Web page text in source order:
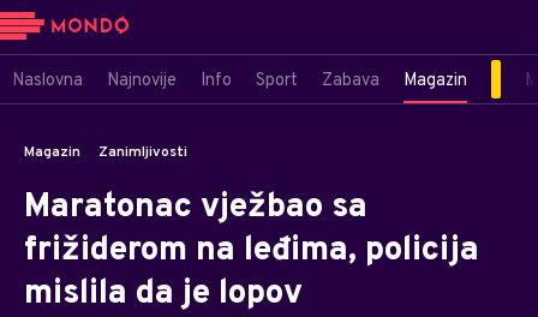
Naslovna Najnovije Info Sport Zabava Magazin
Magazin Zanimljivosti
Maratonac vježbao sa
frižiderom na leđima, policija
mislila da je lopov